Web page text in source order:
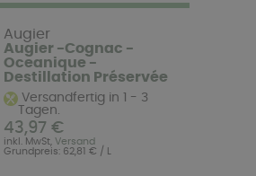
Augier
Augier -Cognac -
Oceanique -
Destillation Préservée
Versandfertig in 1 - 3
Tagen.
43,97 €
inkl. MwSt,Versand
Grundpreis: 62,81 € / L